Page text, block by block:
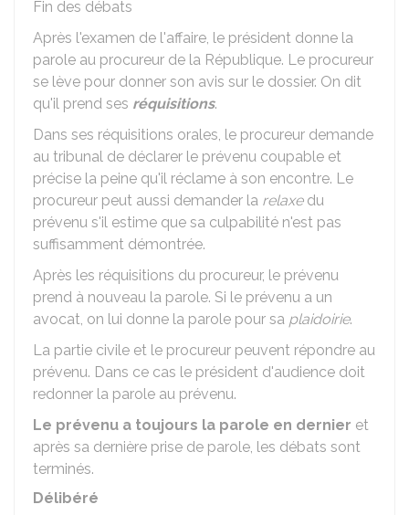
Fin des débats
Après l'examen de l'affaire, le président donne la
parole au procureur de la République. Le procureur
se lève pour donner son avis sur le dossier. On dit
qu'il prend ses réquisitions.
Dans ses réquisitions orales, le procureur demande
au tribunal de déclarer le prévenu coupable et
précise la peine qu'il réclame à son encontre. Le
procureur peut aussi demander la relaxedu
prévenu s'il estime que sa culpabilité n'est pas
suffisamment démontrée.
Après les réquisitions du procureur, le prévenu
prend à nouveau la parole. Si le prévenu a un
avocat, on lui donne la parole pour sa plaidoirie.
La partie civile et le procureur peuvent répondre au
prévenu. Dans ce cas le président d'audience doit
redonner la parole au prévenu.
Le prévenu a toujours la parole en dernier et
après sa dernière prise de parole, les débats sont
terminés.
Délibéré